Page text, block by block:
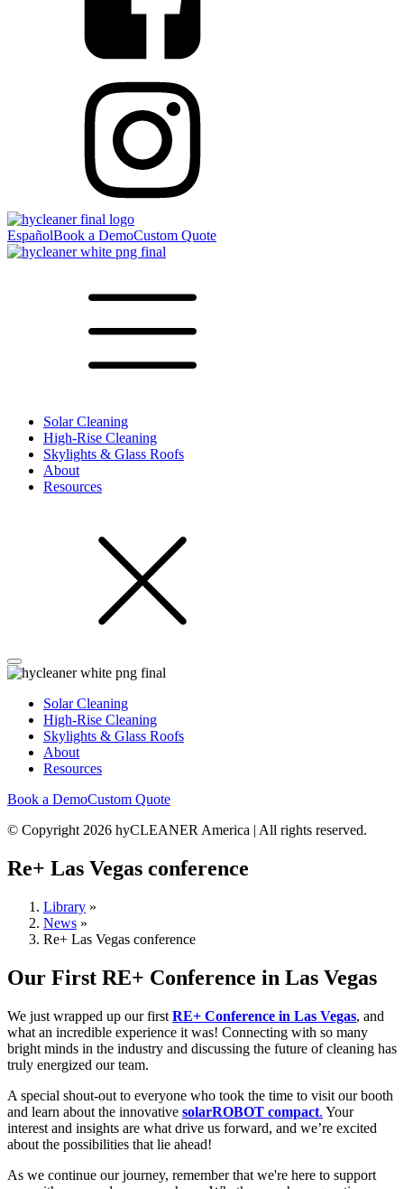
EspañolBook a DemoCustom Quote
Solar Cleaning
High-Rise Cleaning
Skylights & Glass Roofs
About
Resources
Solar Cleaning
High-Rise Cleaning
Skylights & Glass Roofs
About
Resources
Book a DemoCustom Quote
© Copyright 2026 hyCLEANER America | All rights reserved.
Re+ Las Vegas conference
Library »
News »
Re+ Las Vegas conference
Our First RE+ Conference in Las Vegas
We just wrapped up our first RE+ Conference in Las Vegas, and
what an incredible experience it was! Connecting with so many
bright minds in the industry and discussing the future of cleaning has
truly energized our team.
A special shout-out to everyone who took the time to visit our booth
and learn about the innovative solarROBOT compact. Your
interest and insights are what drive us forward, and we’re excited
about the possibilities that lie ahead!
As we continue our journey, remember that we're here to support